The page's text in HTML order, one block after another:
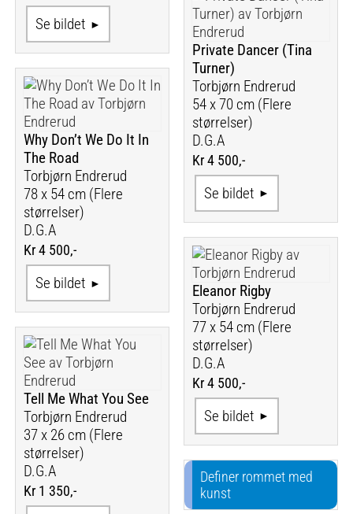
Se bildet
Private Dancer (Tina
Turner)
Torbjørn Endrerud
54 x 70 cm (Flere
størrelser)
D.G.A
Kr 4 500,-
Se bildet
Why Don’t We Do It In
The Road
Torbjørn Endrerud
78 x 54 cm (Flere
størrelser)
D.G.A
Kr 4 500,-
Se bildet
Eleanor Rigby
Torbjørn Endrerud
77 x 54 cm (Flere
størrelser)
D.G.A
Kr 4 500,-
Se bildet
Tell Me What You See
Torbjørn Endrerud
37 x 26 cm (Flere
størrelser)
D.G.A
Kr 1 350,-
Definer rommet med
kunst